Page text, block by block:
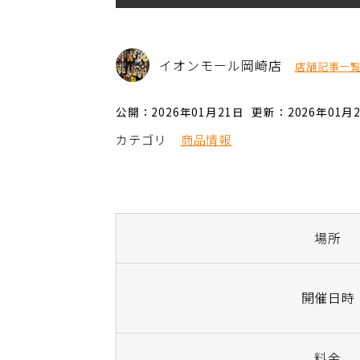
イオンモール岡崎店 店舗記事一覧
公開：2026年01月21日 更新：2026年01月
カテゴリ 商品情報
場所
開催日時